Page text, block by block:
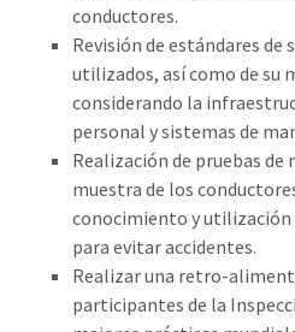
conductores.
Revisión de estándares de
utilizados, así como de su
considerando la
personal y sistemas de
Realización de pruebas de
muestra de los
conocimiento y utilización
para evitar accidentes.
Realizar una retro-
participantes de la